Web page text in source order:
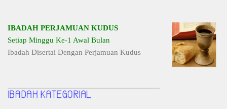
IBADAH PERJAMUAN KUDUS
Setiap Minggu Ke-1 Awal Bulan
Ibadah Disertai Dengan Perjamuan Kudus